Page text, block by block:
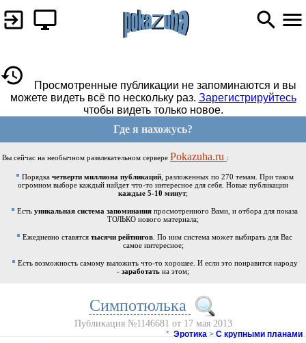
Просмотренные публикации не запоминаются и вы
можете видеть всё по нескольку раз. Зарегистрируйтесь
чтобы видеть только новое.
Где я нахожусь?
Вы сейчас на необычном развлекательном сервере Pokazuha.ru :
Порядка четверти миллиона публикаций, разложенных по 270 темам. При таком
огромном выборе каждый найдет что-то интересное для себя. Новые публикации
каждые 5-10 минут;
Есть уникальная система запоминания просмотренного Вами, и отбора для показа
ТОЛЬКО нового материала;
Ежедневно ставятся тысячи рейтингов . По ним система может выбирать для Вас
самое интересное;
Есть возможность самому выложить что-то хорошее. И если это понравится народу
- заработать на этом;
Симпотюлька
Публикация №1146681 от 17 мая 2013
* Эротика > С крупными планами